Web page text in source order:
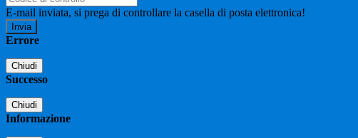
E-mail inviata, si prega di controllare la casella di posta elettronica!
Errore
Chiudi
Successo
Chiudi
Informazione